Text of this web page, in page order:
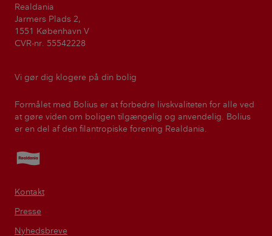
Realdania
Jarmers Plads 2,
1551 København V
CVR-nr. 55542228
Vi gør dig klogere på din bolig
Formålet med Bolius er at forbedre livskvaliteten for alle ved
at gøre viden om boligen tilgængelig og anvendelig. Bolius
er en del af den filantropiske forening Realdania.
Realdania
Kontakt
Presse
Nyhedsbreve